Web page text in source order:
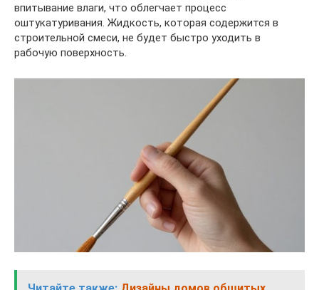
впитывание влаги, что облегчает процесс
оштукатуривания. Жидкость, которая содержится в
строительной смеси, не будет быстро уходить в
рабочую поверхность.